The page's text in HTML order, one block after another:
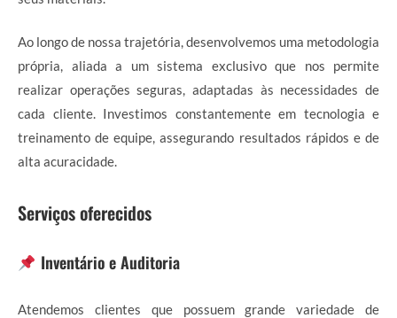
Ao longo de nossa trajetória, desenvolvemos uma metodologia
própria, aliada a um sistema exclusivo que nos permite
realizar operações seguras, adaptadas às necessidades de
cada cliente. Investimos constantemente em tecnologia e
treinamento de equipe, assegurando resultados rápidos e de
alta acuracidade.
Serviços oferecidos
Inventário e Auditoria
Atendemos clientes que possuem grande variedade de